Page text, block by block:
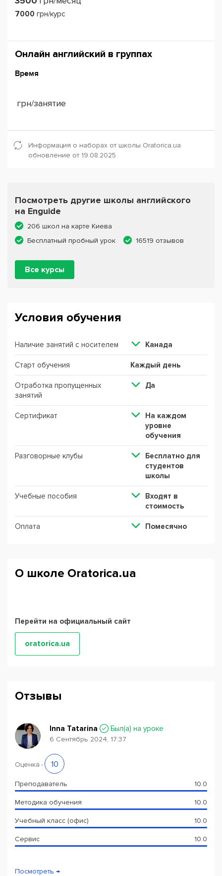
7000 грн/курс
Онлайн английский в группах
Время
грн/занятие
Информация о наборах от школы Oratorica.ua
обновление от 19.08.2025
Посмотреть другие школы английского
на Enguide
206 школ на карте Киева
Бесплатный пробный урок
16519 отзывов
Все курсы
Условия обучения
Наличие занятий с носителем Канада
Старт обучения Каждый день
Отработка пропущенных
занятий
Да
Сертификат
На каждом
уровне
обучения
Разговорные клубы
Бесплатно для
студентов
школы
Учебные пособия
Входят в
стоимость
Оплата Помесячно
О школе Oratorica.ua
Перейти на официальный сайт
oratorica.ua
Отзывы
Inna Tatarina Был(a) на уроке
6 Сентябрь 2024, 17:37
Оценка - 10
Преподаватель 10.0
Методика обучения 10.0
Учебный класс (офис) 10.0
Сервис 10.0
Посмотреть →